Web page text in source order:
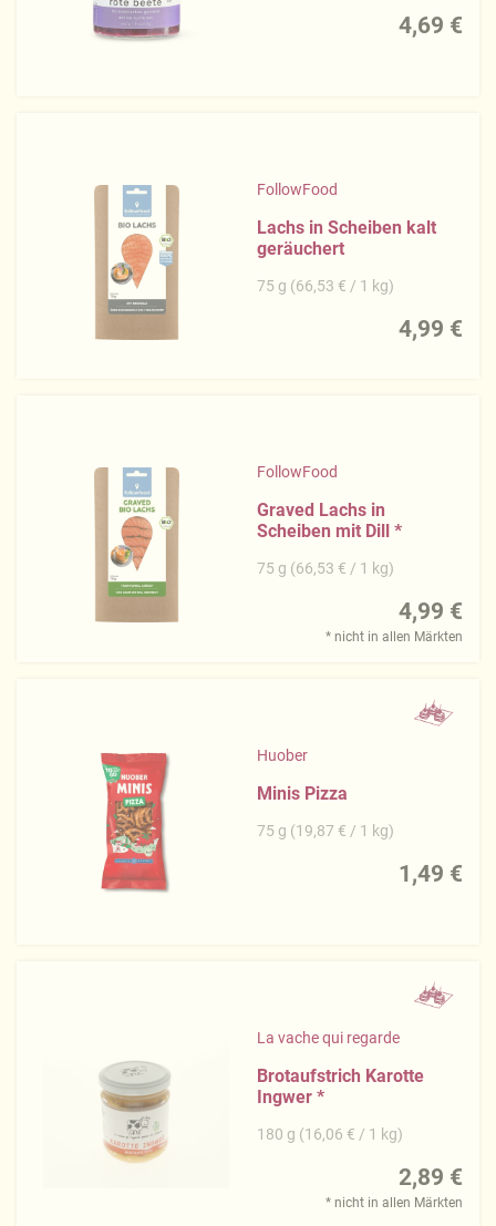
4,69 €
FollowFood
Lachs in Scheiben kalt
geräuchert
75 g (66,53 € / 1 kg)
4,99 €
FollowFood
Graved Lachs in
Scheiben mit Dill *
75 g (66,53 € / 1 kg)
4,99 €
* nicht in allen Märkten
Huober
Minis Pizza
75 g (19,87 € / 1 kg)
1,49 €
La vache qui regarde
Brotaufstrich Karotte
Ingwer *
180 g (16,06 € / 1 kg)
2,89 €
* nicht in allen Märkten